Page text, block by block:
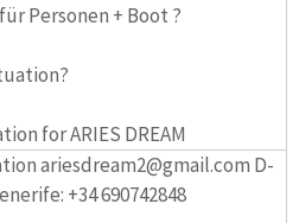
Personen + Boot ?
for ARIES DREAM
ariesdream2@gmail.com D-
+34 690742848